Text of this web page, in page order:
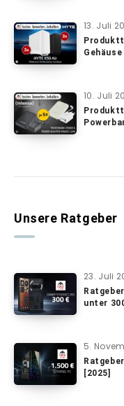
13. Juli
Gehäuse
10. Juli
Unsere Ratgeber
23. Juli
unter
5.
[2025]